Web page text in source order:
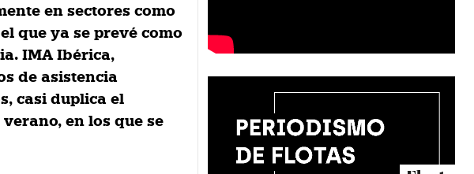
en sectores como
que ya se prevé como
IMA Ibérica,
de asistencia
casi duplica el
en los que se